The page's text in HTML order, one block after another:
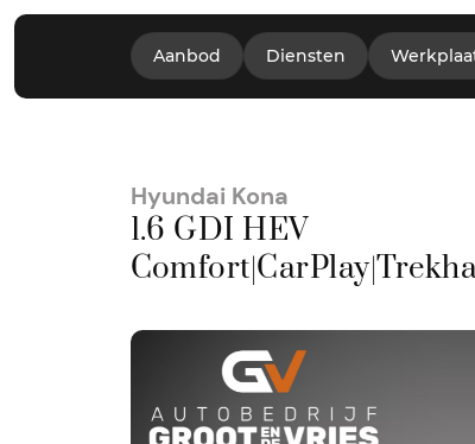
Aanbod Diensten
Hyundai Kona
1.6 GDI HEV